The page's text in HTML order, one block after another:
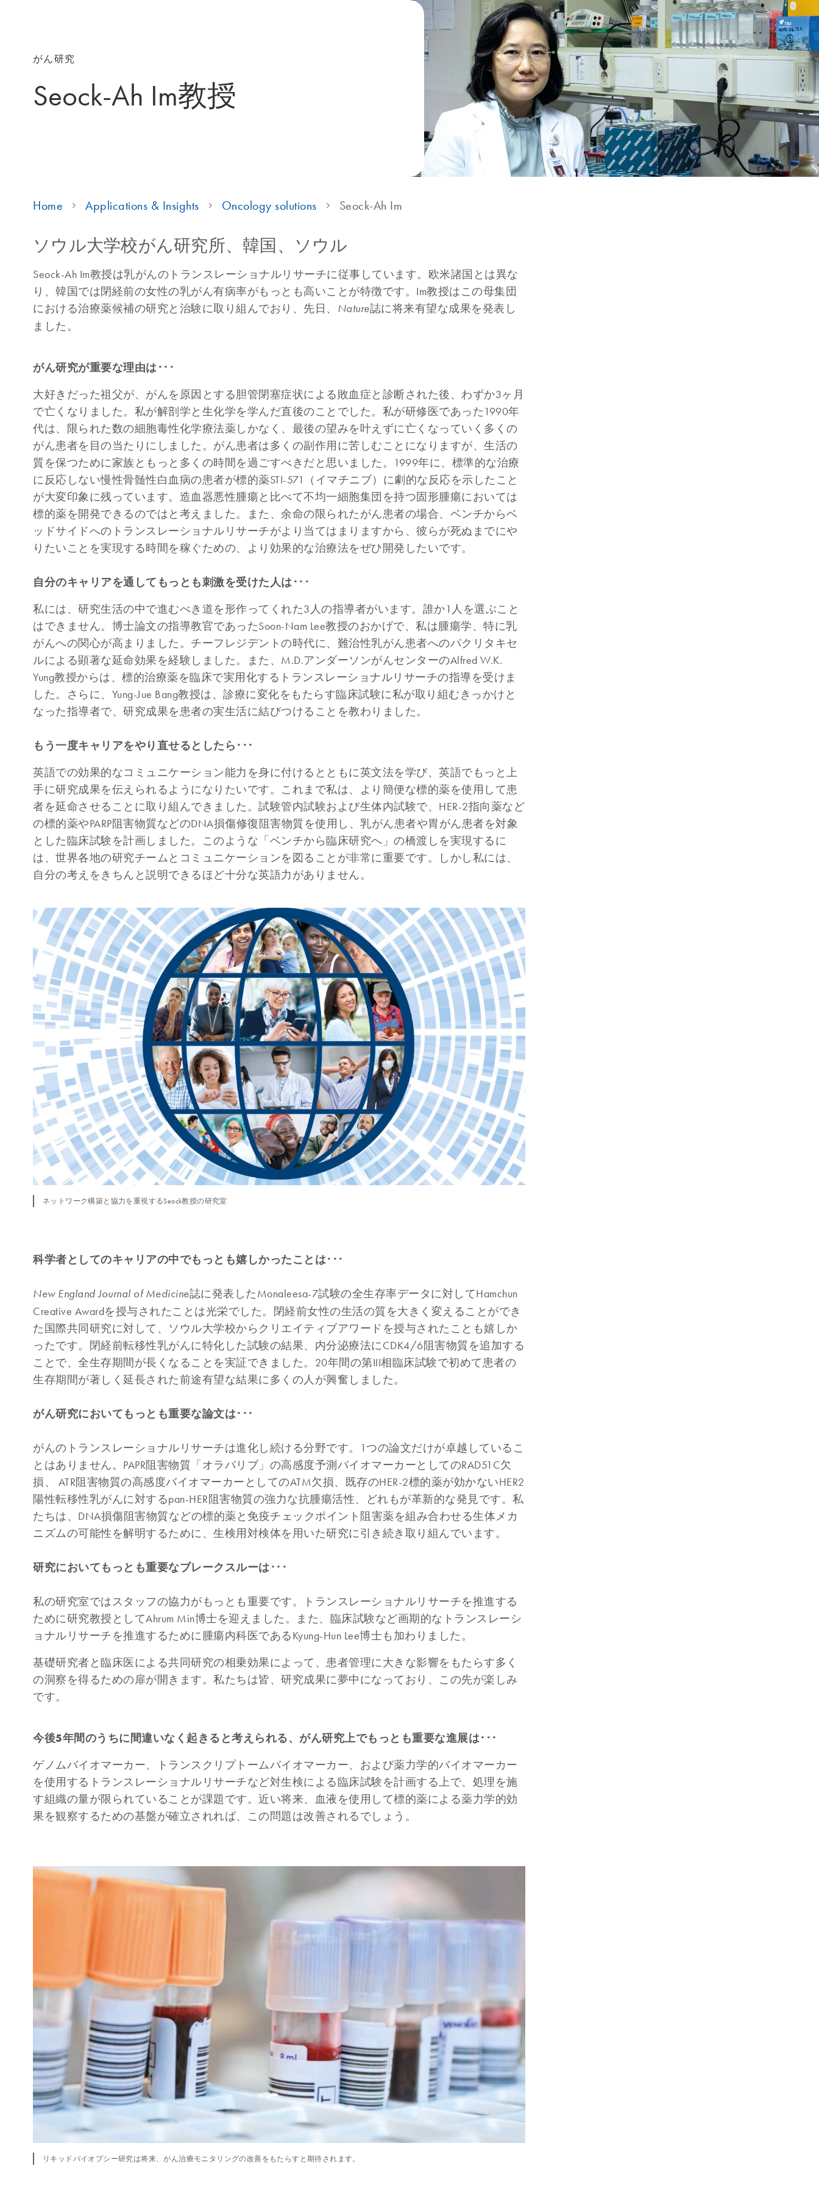
がん研究
Seock-Ah Im教授
Home Applications & Insights Oncology solutions Seock-Ah Im
ソウル大学校がん研究所、韓国、ソウル
Seock-Ah Im教授は乳がんのトランスレーショナルリサーチに従事しています。欧米諸国とは異な
り、韓国では閉経前の女性の乳がん有病率がもっとも高いことが特徴です。Im教授はこの母集団
における治療薬候補の研究と治験に取り組んでおり、先日、 Nature誌に将来有望な成果を発表し
ました。
がん研究が重要な理由は･･･
大好きだった祖父が、がんを原因とする胆管閉塞症状による敗血症と診断された後、わずか3ヶ月
で亡くなりました。私が解剖学と生化学を学んだ直後のことでした。私が研修医であった1990年
代は、限られた数の細胞毒性化学療法薬しかなく、最後の望みを叶えずに亡くなっていく多くの
がん患者を目の当たりにしました。がん患者は多くの副作用に苦しむことになりますが、生活の
質を保つために家族ともっと多くの時間を過ごすべきだと思いました。1999年に、標準的な治療
に反応しない慢性骨髄性白血病の患者が標的薬STI-571（イマチニブ）に劇的な反応を示したこと
が大変印象に残っています。造血器悪性腫瘍と比べて不均一細胞集団を持つ固形腫瘍においては
標的薬を開発できるのではと考えました。また、余命の限られたがん患者の場合、ベンチからベ
ッドサイドへのトランスレーショナルリサーチがより当てはまりますから、彼らが死ぬまでにや
りたいことを実現する時間を稼ぐための、より効果的な治療法をぜひ開発したいです。
自分のキャリアを通してもっとも刺激を受けた人は･･･
私には、研究生活の中で進むべき道を形作ってくれた3人の指導者がいます。誰か1人を選ぶこと
はできません。博士論文の指導教官であったSoon-Nam Lee教授のおかげで、私は腫瘍学、特に乳
がんへの関心が高まりました。チーフレジデントの時代に、難治性乳がん患者へのパクリタキセ
ルによる顕著な延命効果を経験しました。また、M.D.アンダーソンがんセンターのAlfred W.K.
Yung教授からは、標的治療薬を臨床で実用化するトランスレーショナルリサーチの指導を受けま
した。さらに、Yung-Jue Bang教授は、診療に変化をもたらす臨床試験に私が取り組むきっかけと
なった指導者で、研究成果を患者の実生活に結びつけることを教わりました。
もう一度キャリアをやり直せるとしたら･･･
英語での効果的なコミュニケーション能力を身に付けるとともに英文法を学び、英語でもっと上
手に研究成果を伝えられるようになりたいです。これまで私は、より簡便な標的薬を使用して患
者を延命させることに取り組んできました。試験管内試験および生体内試験で、HER-2指向薬など
の標的薬やPARP阻害物質などのDNA損傷修復阻害物質を使用し、乳がん患者や胃がん患者を対象
とした臨床試験を計画しました。このような「ベンチから臨床研究へ」の橋渡しを実現するに
は、世界各地の研究チームとコミュニケーションを図ることが非常に重要です。しかし私には、
自分の考えをきちんと説明できるほど十分な英語力がありません。
ネットワーク構築と協力を重視するSeock教授の研究室
科学者としてのキャリアの中でもっとも嬉しかったことは･･･
New England Journal of Medicine誌に発表したMonaleesa-7試験の全生存率データに対してHamchun
Creative Awardを授与されたことは光栄でした。閉経前女性の生活の質を大きく変えることができ
た国際共同研究に対して、ソウル大学校からクリエイティブアワードを授与されたことも嬉しか
ったです。閉経前転移性乳がんに特化した試験の結果、内分泌療法にCDK4/6阻害物質を追加する
ことで、全生存期間が長くなることを実証できました。20年間の第III相臨床試験で初めて患者の
生存期間が著しく延長された前途有望な結果に多くの人が興奮しました。
がん研究においてもっとも重要な論文は･･･
がんのトランスレーショナルリサーチは進化し続ける分野です。1つの論文だけが卓越しているこ
とはありません。PAPR阻害物質「オラパリブ」の高感度予測バイオマーカーとしてのRAD51C欠
損、 ATR阻害物質の高感度バイオマーカーとしてのATM欠損、既存のHER-2標的薬が効かないHER2
陽性転移性乳がんに対するpan-HER阻害物質の強力な抗腫瘍活性、どれもが革新的な発見です。私
たちは、DNA損傷阻害物質などの標的薬と免疫チェックポイント阻害薬を組み合わせる生体メカ
ニズムの可能性を解明するために、生検用対検体を用いた研究に引き続き取り組んでいます。
研究においてもっとも重要なブレークスルーは･･･
私の研究室ではスタッフの協力がもっとも重要です。トランスレーショナルリサーチを推進する
ために研究教授としてAhrum Min博士を迎えました。また、臨床試験など画期的なトランスレーシ
ョナルリサーチを推進するために腫瘍内科医であるKyung-Hun Lee博士も加わりました。
基礎研究者と臨床医による共同研究の相乗効果によって、患者管理に大きな影響をもたらす多く
の洞察を得るための扉が開きます。私たちは皆、研究成果に夢中になっており、この先が楽しみ
です。
今後5年間のうちに間違いなく起きると考えられる、がん研究上でもっとも重要な進展は･･･
ゲノムバイオマーカー、トランスクリプトームバイオマーカー、および薬力学的バイオマーカー
を使用するトランスレーショナルリサーチなど対生検による臨床試験を計画する上で、処理を施
す組織の量が限られていることが課題です。近い将来、血液を使用して標的薬による薬力学的効
果を観察するための基盤が確立されれば、この問題は改善されるでしょう。
リキッドバイオプシー研究は将来、がん治療モニタリングの改善をもたらすと期待されます。